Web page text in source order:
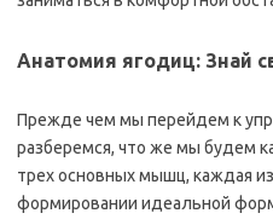
Анатомия ягодиц: Знай
Прежде чем мы перейдем к
разберемся, что же мы будем
трех основных мышц, каждая
формировании идеальной